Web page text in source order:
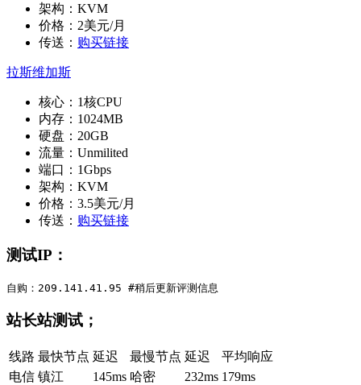
架构：KVM
价格：2美元/月
传送： 购买链接
拉斯维加斯
核心：1核CPU
内存：1024MB
硬盘：20GB
流量：Unmilited
端口：1Gbps
架构：KVM
价格：3.5美元/月
传送： 购买链接
测试IP：
自购：209.141.41.95 #稍后更新评测信息
站长站测试；
线路 最快节点 延迟 最慢节点 延迟
平均响应
电信 镇江 145ms 哈密 232ms 179ms